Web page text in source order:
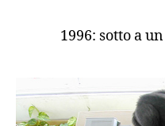
1996: sotto a